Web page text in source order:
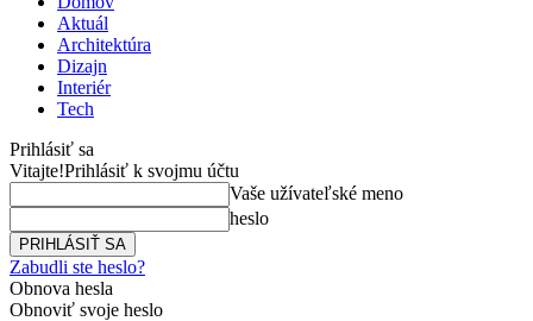
Aktuál
Architektúra
Dizajn
Interiér
Tech
Prihlásiť sa
Vitajte!Prihlásiť k svojmu účtu
Vaše užívateľské meno
heslo
Zabudli ste heslo?
Obnova hesla
Obnoviť svoje heslo